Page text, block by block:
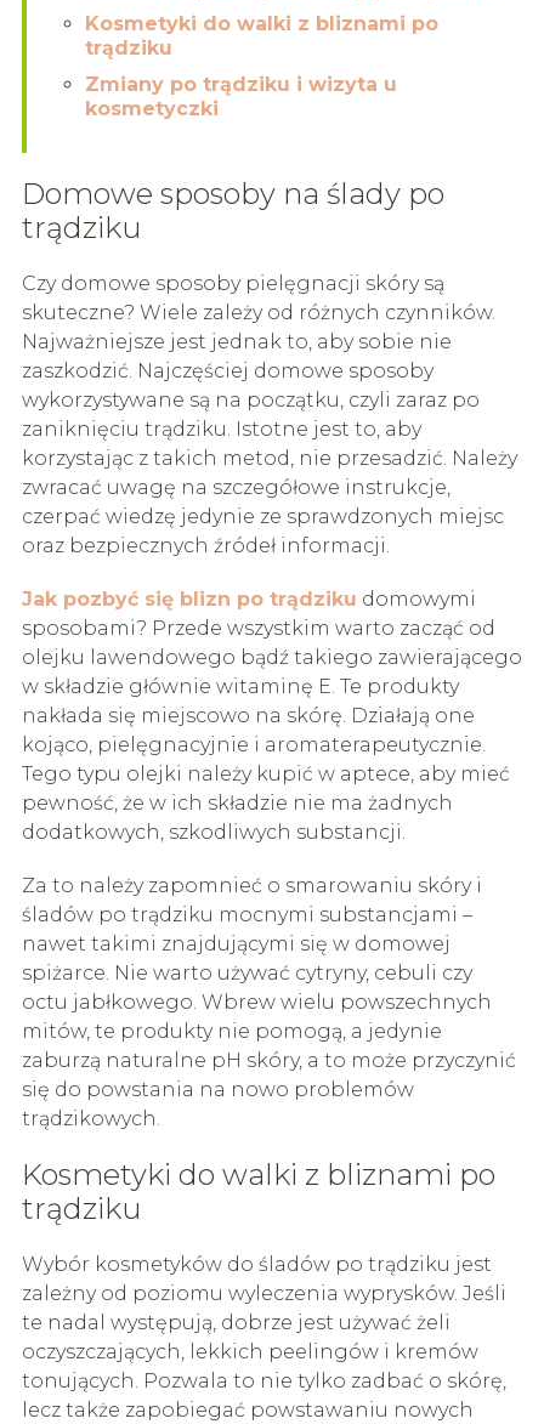
Kosmetyki do walki z bliznami po
trądziku
Zmiany po trądziku i wizyta u
kosmetyczki
Domowe sposoby na ślady po
trądziku
Czy domowe sposoby pielęgnacji skóry są
skuteczne? Wiele zależy od różnych czynników.
Najważniejsze jest jednak to, aby sobie nie
zaszkodzić. Najczęściej domowe sposoby
wykorzystywane są na początku, czyli zaraz po
zaniknięciu trądziku. Istotne jest to, aby
korzystając z takich metod, nie przesadzić. Należy
zwracać uwagę na szczegółowe instrukcje,
czerpać wiedzę jedynie ze sprawdzonych miejsc
oraz bezpiecznych źródeł informacji.
Jak pozbyć się blizn po trądziku domowymi
sposobami? Przede wszystkim warto zacząć od
olejku lawendowego bądź takiego zawierającego
w składzie głównie witaminę E. Te produkty
nakłada się miejscowo na skórę. Działają one
kojąco, pielęgnacyjnie i aromaterapeutycznie.
Tego typu olejki należy kupić w aptece, aby mieć
pewność, że w ich składzie nie ma żadnych
dodatkowych, szkodliwych substancji.
Za to należy zapomnieć o smarowaniu skóry i
śladów po trądziku mocnymi substancjami –
nawet takimi znajdującymi się w domowej
spiżarce. Nie warto używać cytryny, cebuli czy
octu jabłkowego. Wbrew wielu powszechnych
mitów, te produkty nie pomogą, a jedynie
zaburzą naturalne pH skóry, a to może przyczynić
się do powstania na nowo problemów
trądzikowych.
Kosmetyki do walki z bliznami po
trądziku
Wybór kosmetyków do śladów po trądziku jest
zależny od poziomu wyleczenia wyprysków. Jeśli
te nadal występują, dobrze jest używać żeli
oczyszczających, lekkich peelingów i kremów
tonujących. Pozwala to nie tylko zadbać o skórę,
lecz także zapobiegać powstawaniu nowych